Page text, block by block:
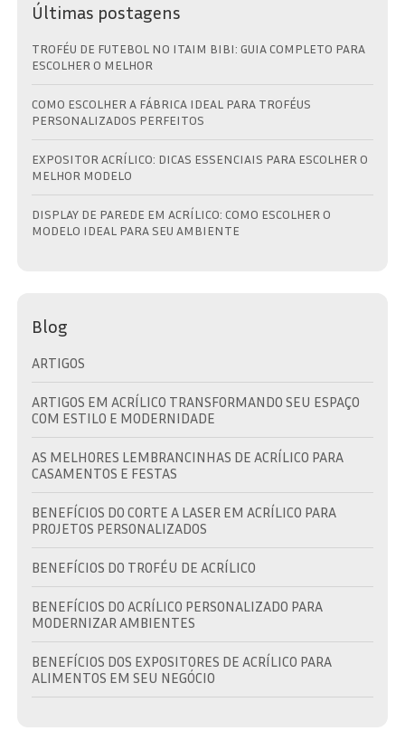
Últimas postagens
TROFÉU DE FUTEBOL NO ITAIM BIBI: GUIA COMPLETO PARA
ESCOLHER O MELHOR
COMO ESCOLHER A FÁBRICA IDEAL PARA TROFÉUS
PERSONALIZADOS PERFEITOS
EXPOSITOR ACRÍLICO: DICAS ESSENCIAIS PARA ESCOLHER O
MELHOR MODELO
DISPLAY DE PAREDE EM ACRÍLICO: COMO ESCOLHER O
MODELO IDEAL PARA SEU AMBIENTE
Blog
ARTIGOS
ARTIGOS EM ACRÍLICO TRANSFORMANDO SEU ESPAÇO
COM ESTILO E MODERNIDADE
AS MELHORES LEMBRANCINHAS DE ACRÍLICO PARA
CASAMENTOS E FESTAS
BENEFÍCIOS DO CORTE A LASER EM ACRÍLICO PARA
PROJETOS PERSONALIZADOS
BENEFÍCIOS DO TROFÉU DE ACRÍLICO
BENEFÍCIOS DO ACRÍLICO PERSONALIZADO PARA
MODERNIZAR AMBIENTES
BENEFÍCIOS DOS EXPOSITORES DE ACRÍLICO PARA
ALIMENTOS EM SEU NEGÓCIO